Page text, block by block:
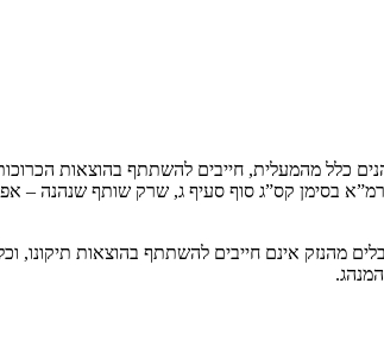
נהנים כלל מהמעלית, חייבים להשתתף בהוצאות
גם לפי ההלכה אולם יש שפטרו [עיין עלון המשפט 43] ומתבססים על דברי הרמ”א בסימן
מהנזק אינם חייבים להשתתף בהוצאות תיקונו,